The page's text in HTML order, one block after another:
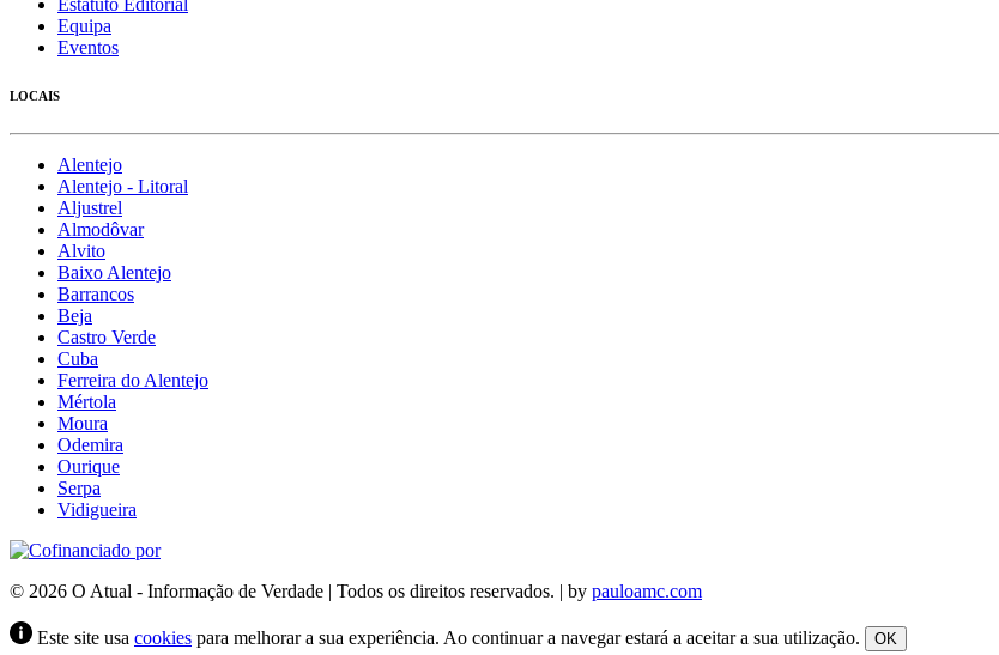
Estatuto Editorial
Equipa
Eventos
LOCAIS
Alentejo
Alentejo - Litoral
Aljustrel
Almodôvar
Alvito
Baixo Alentejo
Barrancos
Beja
Castro Verde
Cuba
Ferreira do Alentejo
Mértola
Moura
Odemira
Ourique
Serpa
Vidigueira
© 2026 O Atual - Informação de Verdade | Todos os direitos reservados. | by pauloamc.com
Este site usa cookies para melhorar a sua experiência. Ao continuar a navegar estará a aceitar a sua utilização. OK